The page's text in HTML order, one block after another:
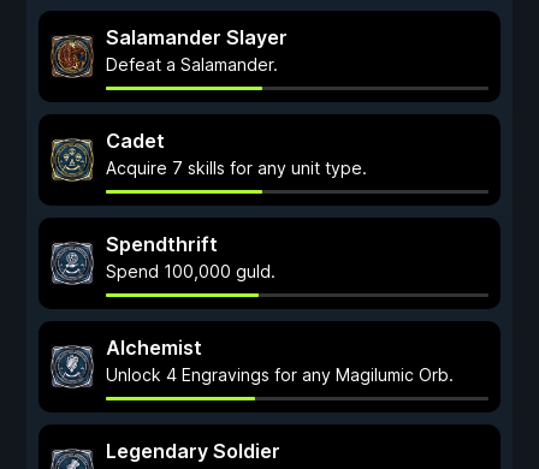
Salamander Slayer
Defeat a Salamander.
Cadet
Acquire 7 skills for any unit type.
Spendthrift
Spend 100,000 guld.
Alchemist
Unlock 4 Engravings for any Magilumic Orb.
Legendary Soldier